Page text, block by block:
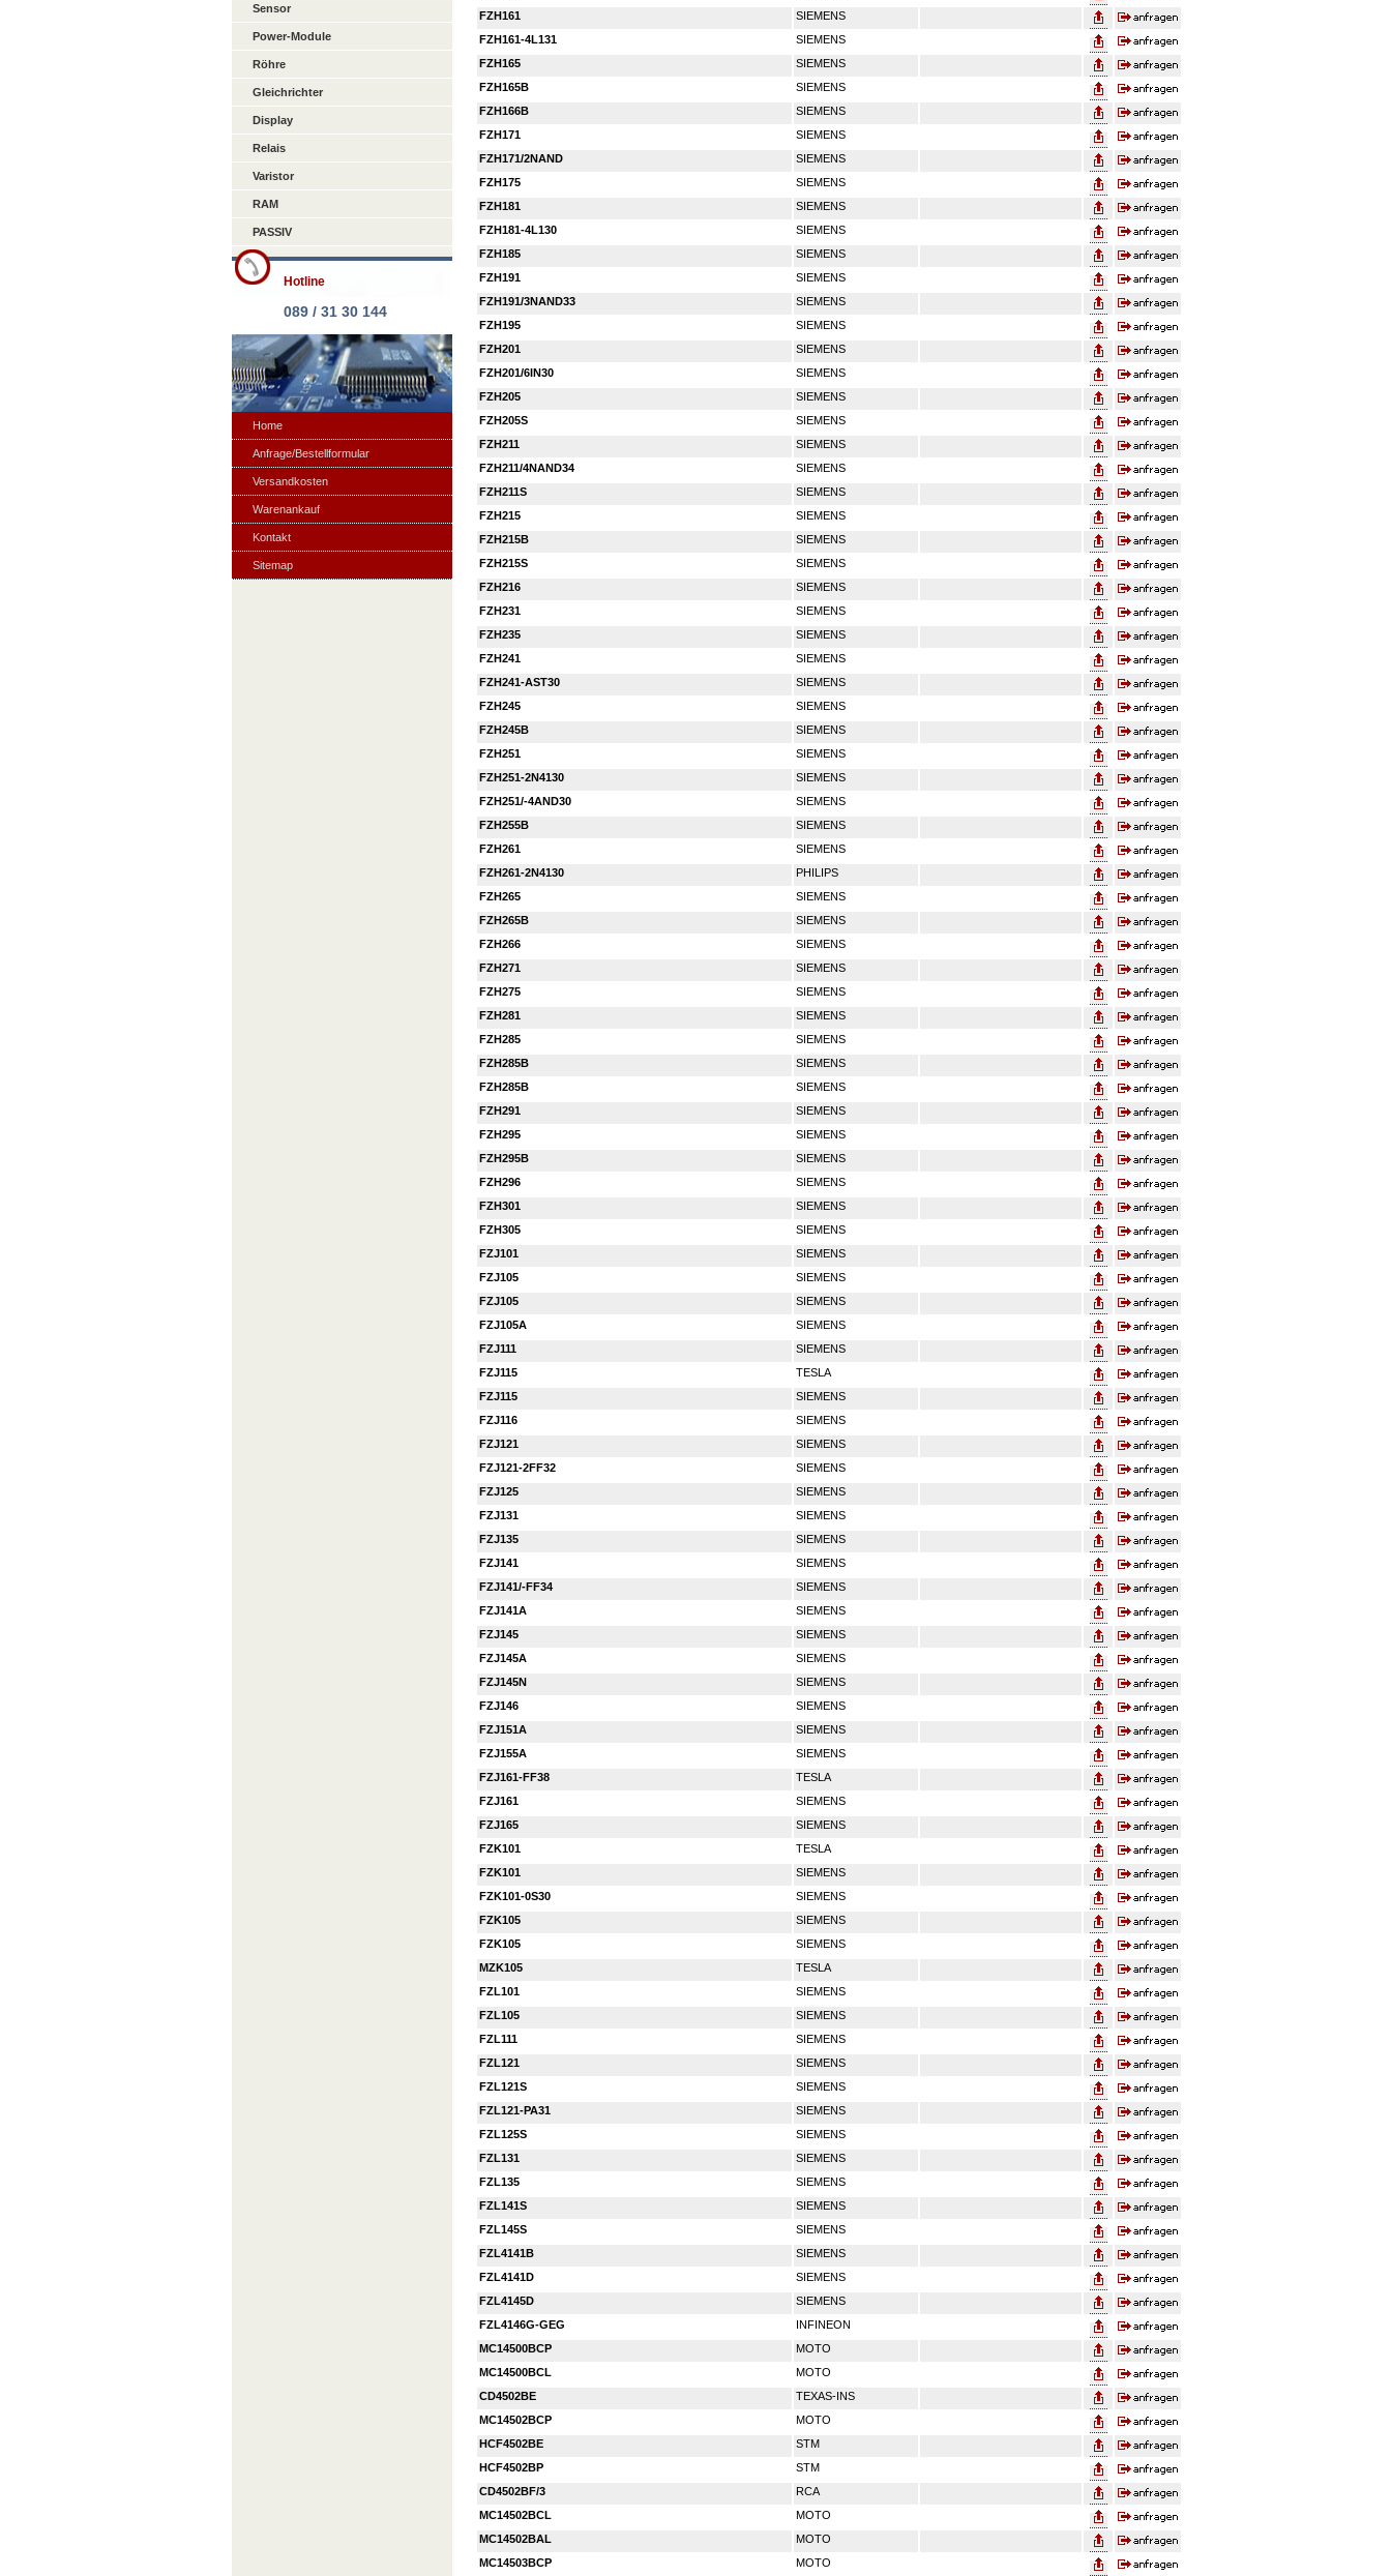
Sensor
Power-Module
Röhre
Gleichrichter
Display
Relais
Varistor
RAM
PASSIV
Hotline
089 / 31 30 144
Home
Anfrage/Bestellformular
Versandkosten
Warenankauf
Kontakt
Sitemap
FZH161
SIEMENS
FZH161-4L131
SIEMENS
FZH165
SIEMENS
FZH165B
SIEMENS
FZH166B
SIEMENS
FZH171
SIEMENS
FZH171/2NAND
SIEMENS
FZH175
SIEMENS
FZH181
SIEMENS
FZH181-4L130
SIEMENS
FZH185
SIEMENS
FZH191
SIEMENS
FZH191/3NAND33
SIEMENS
FZH195
SIEMENS
FZH201
SIEMENS
FZH201/6IN30
SIEMENS
FZH205
SIEMENS
FZH205S
SIEMENS
FZH211
SIEMENS
FZH211/4NAND34
SIEMENS
FZH211S
SIEMENS
FZH215
SIEMENS
FZH215B
SIEMENS
FZH215S
SIEMENS
FZH216
SIEMENS
FZH231
SIEMENS
FZH235
SIEMENS
FZH241
SIEMENS
FZH241-AST30
SIEMENS
FZH245
SIEMENS
FZH245B
SIEMENS
FZH251
SIEMENS
FZH251-2N4130
SIEMENS
FZH251/-4AND30
SIEMENS
FZH255B
SIEMENS
FZH261
SIEMENS
FZH261-2N4130
PHILIPS
FZH265
SIEMENS
FZH265B
SIEMENS
FZH266
SIEMENS
FZH271
SIEMENS
FZH275
SIEMENS
FZH281
SIEMENS
FZH285
SIEMENS
FZH285B
SIEMENS
FZH285B
SIEMENS
FZH291
SIEMENS
FZH295
SIEMENS
FZH295B
SIEMENS
FZH296
SIEMENS
FZH301
SIEMENS
FZH305
SIEMENS
FZJ101
SIEMENS
FZJ105
SIEMENS
FZJ105
SIEMENS
FZJ105A
SIEMENS
FZJ111
SIEMENS
FZJ115
TESLA
FZJ115
SIEMENS
FZJ116
SIEMENS
FZJ121
SIEMENS
FZJ121-2FF32
SIEMENS
FZJ125
SIEMENS
FZJ131
SIEMENS
FZJ135
SIEMENS
FZJ141
SIEMENS
FZJ141/-FF34
SIEMENS
FZJ141A
SIEMENS
FZJ145
SIEMENS
FZJ145A
SIEMENS
FZJ145N
SIEMENS
FZJ146
SIEMENS
FZJ151A
SIEMENS
FZJ155A
SIEMENS
FZJ161-FF38
TESLA
FZJ161
SIEMENS
FZJ165
SIEMENS
FZK101
TESLA
FZK101
SIEMENS
FZK101-0S30
SIEMENS
FZK105
SIEMENS
FZK105
SIEMENS
MZK105
TESLA
FZL101
SIEMENS
FZL105
SIEMENS
FZL111
SIEMENS
FZL121
SIEMENS
FZL121S
SIEMENS
FZL121-PA31
SIEMENS
FZL125S
SIEMENS
FZL131
SIEMENS
FZL135
SIEMENS
FZL141S
SIEMENS
FZL145S
SIEMENS
FZL4141B
SIEMENS
FZL4141D
SIEMENS
FZL4145D
SIEMENS
FZL4146G-GEG
INFINEON
MC14500BCP
MOTO
MC14500BCL
MOTO
CD4502BE
TEXAS-INS
MC14502BCP
MOTO
HCF4502BE
STM
HCF4502BP
STM
CD4502BF/3
RCA
MC14502BCL
MOTO
MC14502BAL
MOTO
MC14503BCP
MOTO